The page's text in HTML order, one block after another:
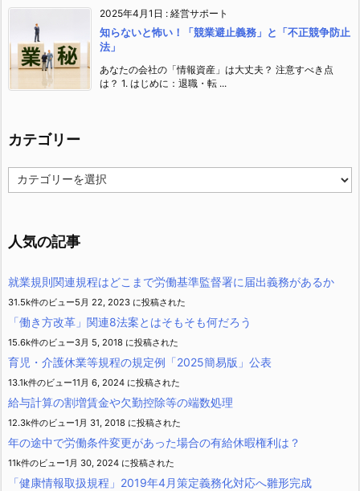
2025年4月1日 : 経営サポート
知らないと怖い！「競業避止義務」と「不正競争防止
法」
あなたの会社の「情報資産」は大丈夫？ 注意すべき点
は？ 1. はじめに：退職・転 ...
カテゴリー
テ
ー
人気の記事
就業規則関連規程はどこまで労働基準監督署に届出義務があるか
31.5k件のビュー5月 22, 2023 に投稿された
「働き方改革」関連8法案とはそもそも何だろう
15.6k件のビュー3月 5, 2018 に投稿された
育児・介護休業等規程の規定例「2025簡易版」公表
13.1k件のビュー11月 6, 2024 に投稿された
給与計算の割増賃金や欠勤控除等の端数処理
12.3k件のビュー1月 31, 2018 に投稿された
年の途中で労働条件変更があった場合の有給休暇権利は？
11k件のビュー1月 30, 2024 に投稿された
「健康情報取扱規程」2019年4月策定義務化対応へ雛形完成